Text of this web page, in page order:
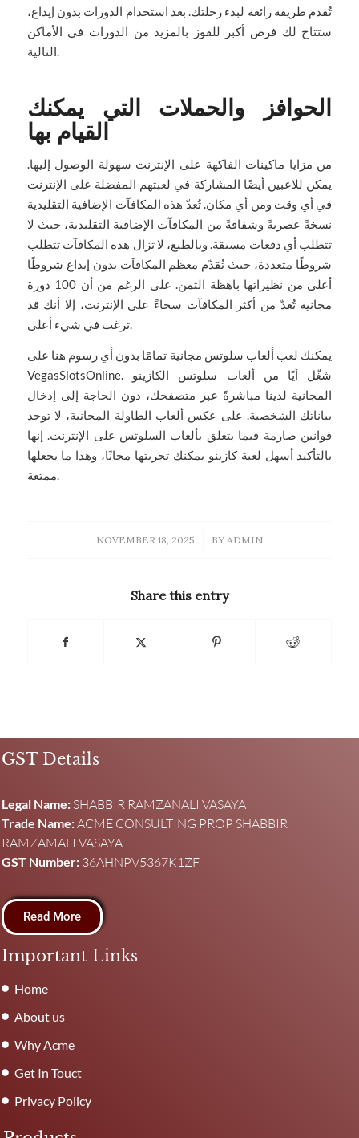
تُقدم طريقة رائعة لبدء رحلتك. بعد استخدام الدورات بدون إيداع،
ستتاح لك فرص أكبر للفوز بالمزيد من الدورات في الأماكن
التالية.
الحوافز والحملات التي يمكنك
القيام بها
من مزايا ماكينات الفاكهة على الإنترنت سهولة الوصول إليها.
يمكن للاعبين أيضًا المشاركة في لعبتهم المفضلة على الإنترنت
في أي وقت ومن أي مكان. تُعدّ هذه المكافآت الإضافية التقليدية
نسخةً عصريةً وشفافةً من المكافآت الإضافية التقليدية، حيث لا
تتطلب أي دفعات مسبقة. وبالطبع، لا تزال هذه المكافآت تتطلب
شروطًا متعددة، حيث تُقدّم معظم المكافآت بدون إيداع شروطًا
أعلى من نظيراتها باهظة الثمن. على الرغم من أن 100 دورة
مجانية تُعدّ من أكثر المكافآت سخاءً على الإنترنت، إلا أنك قد
ترغب في شيء أعلى.
يمكنك لعب ألعاب سلوتس مجانية تمامًا بدون أي رسوم هنا على
VegasSlotsOnline. شغّل أيًا من ألعاب سلوتس الكازينو
المجانية لدينا مباشرةً عبر متصفحك، دون الحاجة إلى إدخال
بياناتك الشخصية. على عكس ألعاب الطاولة المجانية، لا توجد
قوانين صارمة فيما يتعلق بألعاب السلوتس على الإنترنت. إنها
بالتأكيد أسهل لعبة كازينو يمكنك تجربتها مجانًا، وهذا ما يجعلها
ممتعة.
NOVEMBER 18, 2025
/ BY ADMIN
Share this entry
GST Details
Legal Name: SHABBIR RAMZANALI VASAYA
Trade Name:ACME CONSULTING PROP SHABBIR
RAMZAMALI VASAYA
GST Number: 36AHNPV5367K1ZF
Read More
Important Links
Home
About us
Why Acme
Get In Touct
Privacy Policy